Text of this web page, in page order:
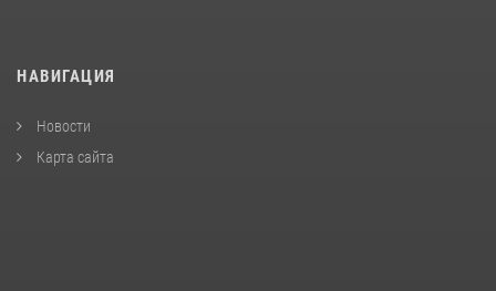
НАВИГАЦИЯ
Новости
Карта сайта